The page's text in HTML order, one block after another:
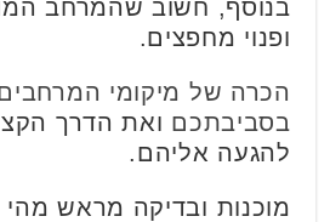
בנוסף, חשוב שהמרחב
ופנוי מחפצים.
הכרה של מיקומי
בסביבתכם ואת הדרך
להגעה אליהם.
מוכנות ובדיקה מראש